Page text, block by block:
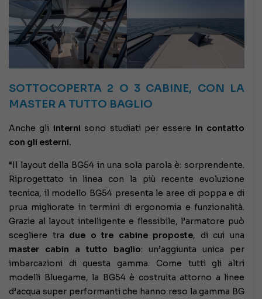
SOTTOCOPERTA 2 O 3 CABINE, CON LA
MASTER A TUTTO BAGLIO
Anche gli interni sono studiati per essere in contatto
con gli esterni.
“Il layout della BG54 in una sola parola è: sorprendente.
Riprogettato in linea con la più recente evoluzione
tecnica, il modello BG54 presenta le aree di poppa e di
prua migliorate in termini di ergonomia e funzionalità.
Grazie al layout intelligente e flessibile, l’armatore può
scegliere tra due o tre cabine proposte, di cui una
master cabin a tutto baglio: un’aggiunta unica per
imbarcazioni di questa gamma. Come tutti gli altri
modelli Bluegame, la BG54 è costruita attorno a linee
d’acqua super performanti che hanno reso la gamma BG